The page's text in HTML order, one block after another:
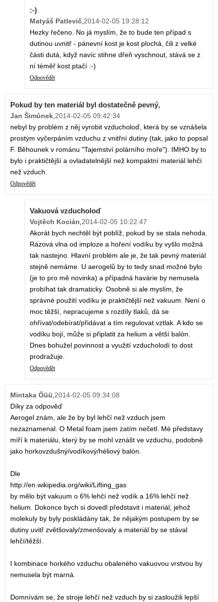
:-)
Matyáš Patlevič 2014-02-05 19:28:12
Hezky řečeno. No já myslím, že to bude ten případ s
dutinou uvnitř - pánevní kost je kost plochá, čili z velké
části dutá, když navíc stihne dřeň vyschnout, stává se z
ní téměř kost ptačí :-)
Odpovědět
Pokud by ten materiál byl dostatečně pevný,
Jan Šimůnek 2014-02-05 09:42:34
nebyl by problém z něj vyrobit vzducholoď, která by se vznášela
prostým vyčerpáním vzduchu z vnitřní dutiny (tak, jako to popsal
F. Běhounek v románu "Tajemství polárního moře"). IMHO by to
bylo i praktičtější a ovladatelnější než kompaktní materiál lehčí
než vzduch.
Odpovědět
Vakuová vzducholoď
Vojtěch Kocián 2014-02-05 10:22:47
Akorát bych nechtěl být poblíž, pokud by se stala nehoda.
Rázová vlna od imploze a hoření vodíku by vyšlo možná
tak nastejno. Hlavní problém ale je, že tak pevný materiál
stejně nemáme. U aerogelů by to tedy snad možné bylo
(je to pro mě novinka) a případná havárie by nemusela
probíhat tak dramaticky. Osobně si ale myslím, že
správné použití vodíku je praktičtější než vakuum. Není o
moc těžší, nepracujeme s rozdíly tlaků, dá se
ohřívat/odebírat/přidávat a tím regulovat vztlak. A kdo se
vodíku bojí, může si připlatit za helium a větší balón.
Dnes bohužel povinnost a využití vzducholodí to dost
prodražuje.
Odpovědět
Mintaka Öüü 2014-02-05 09:34:08
Díky za odpověď
Aerogel znám, ale že by byl lehčí než vzduch jsem
nezaznamenal. O Metal foam jsem zatím nečetl. Mé představy
míří k materiálu, který by se mohl vznášt ve vzduchu, podobně
jako horkovzdušný/vodíkový/héliový balón.
Dle
http://en.wikipedia.org/wiki/Lifting_gas
by mělo být vakuum o 6% lehčí než vodík a 16% lehčí než
helium. Dokonce bych si dovedl představit i materiál, jehož
molekuly by byly poskládány tak, že nějakým postupem by se
dutiny uvitř zvětšovaly/zmenšovaly a materiál by se stával
lehčí/těžší.
I kombinace horkého vzduchu obaleného vakuovou vrstvou by
nemusela být marná.
Domnívám se, že stroje lehčí než vzduch by si zasloužili lepší